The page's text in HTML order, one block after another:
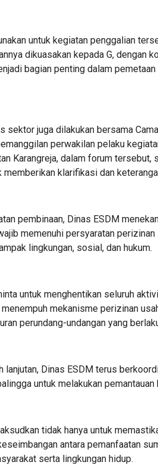
untuk kegiatan penggalian
dikuasakan kepada G, dengan
bagian penting dalam
sektor juga dilakukan bersama
perwakilan pelaku
Karangreja, dalam forum tersebut,
memberikan klarifikasi dan
pembinaan, Dinas ESDM
memenuhi persyaratan
lingkungan, sosial, dan hukum.
untuk menghentikan seluruh
menempuh mekanisme perizinan
perundang-undangan yang
lanjutan, Dinas ESDM terus
untuk melakukan pemantauan
tidak hanya untuk
antara pemanfaatan
serta lingkungan hidup.